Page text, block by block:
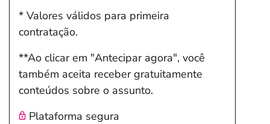
* Valores válidos para primeira
contratação.
**Ao clicar em "Antecipar agora", você
também aceita receber gratuitamente
conteúdos sobre o assunto.
Plataforma segura